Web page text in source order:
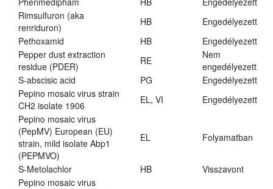
Rimsulfuron (aka
renriduron)
HB
Engedélyezett
Pethoxamid
HB
Engedélyezett
Pepper dust extraction
residue (PDER)
RE
Nem
engedélyezett
S-abscisic acid
PG
Engedélyezett
Pepino mosaic virus strain
CH2 isolate 1906
EL, VI
Engedélyezett
Pepino mosaic virus
(PepMV) European (EU)
strain, mild isolate Abp1
(PEPMVO)
EL Folyamatban
S-Metolachlor HB
Visszavont
Pepino mosaic virus